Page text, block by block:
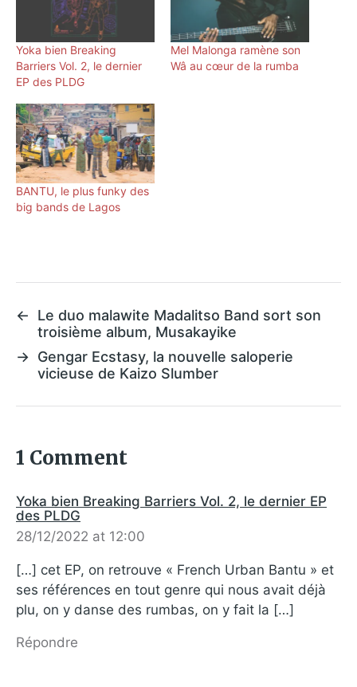
Yoka bien Breaking
Barriers Vol. 2, le dernier
EP des PLDG
Mel Malonga ramène son
Wâ au cœur de la rumba
BANTU, le plus funky des
big bands de Lagos
←
Le duo malawite Madalitso Band sort son
troisième album, Musakayike
→ Gengar Ecstasy, la nouvelle saloperie
vicieuse de Kaizo Slumber
1 Comment
Yoka bien Breaking Barriers Vol. 2, le dernier EP
des PLDG
28/12/2022 at 12:00
[…] cet EP, on retrouve « French Urban Bantu » et
ses références en tout genre qui nous avait déjà
plu, on y danse des rumbas, on y fait la […]
Répondre